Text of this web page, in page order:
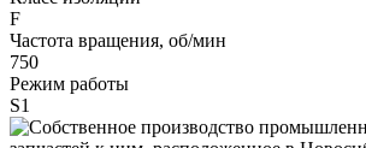
F
Частота вращения, об/мин
750
Режим работы
S1